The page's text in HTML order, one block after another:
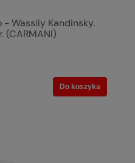
- Wassily Kandinsky.
(CARMANI)
Do koszyka